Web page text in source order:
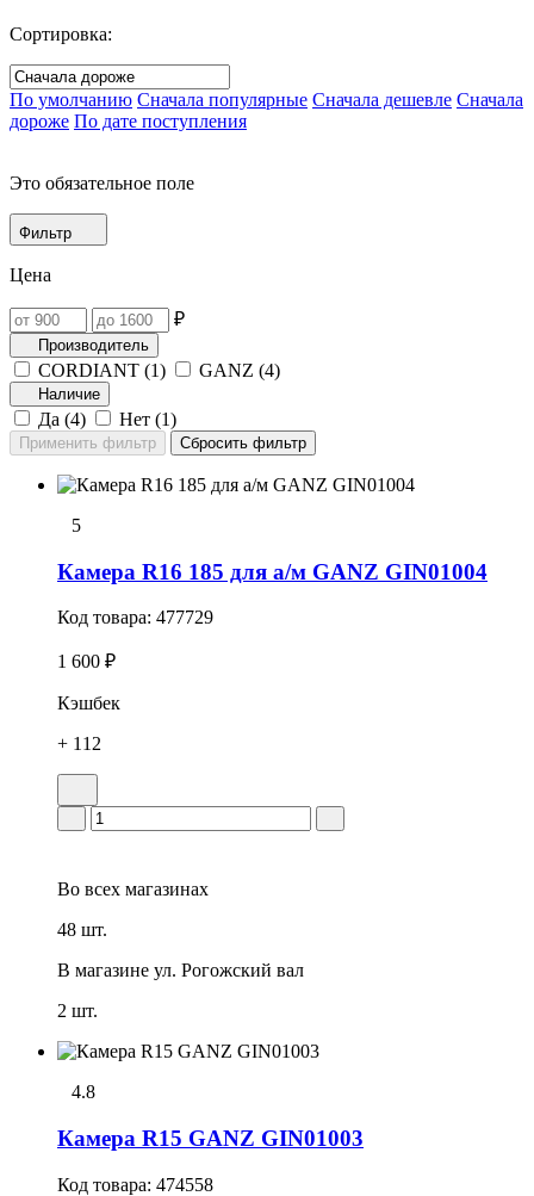
Сортировка:
По умолчанию Сначала популярные Сначала дешевле Сначала
дороже По дате поступления
Это обязательное поле
Фильтр
Цена
₽
Производитель
CORDIANT (1) GANZ (4)
Наличие
Да (4) Нет (1)
5
Камера R16 185 для а/м GANZ GIN01004
Код товара: 477729
1 600 ₽
Кэшбек
+ 112
Во всех магазинах
48 шт.
В магазине ул. Рогожский вал
2 шт.
4.8
Камера R15 GANZ GIN01003
Код товара: 474558